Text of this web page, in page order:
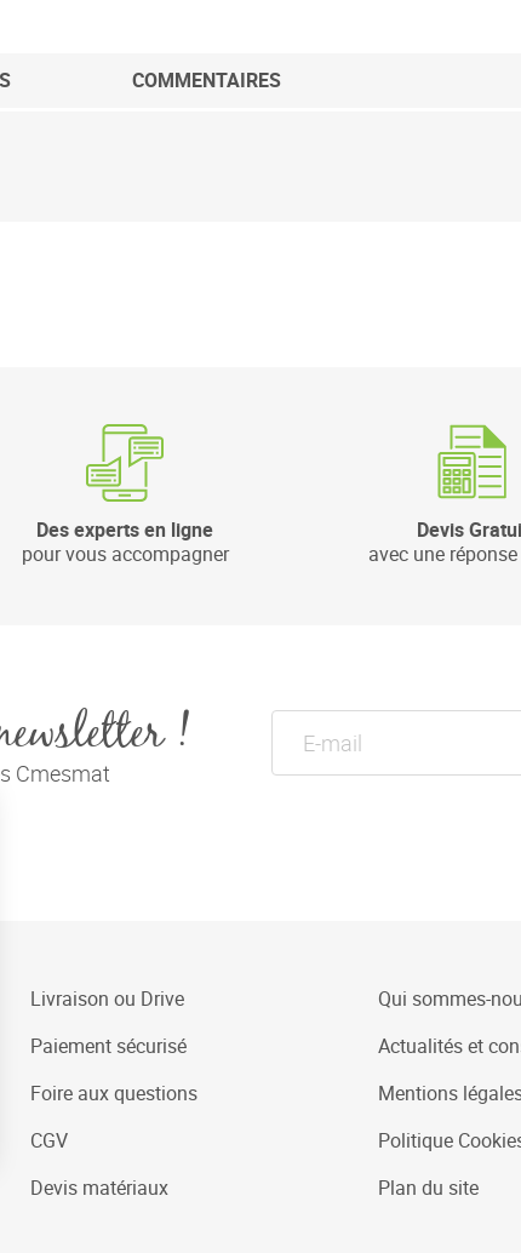
COMMENTAIRES
Des experts en ligne
pour vous accompagner
Devis
avec une
!
Cmesmat
Livraison ou Drive
Paiement sécurisé
Foire aux questions
CGV
Devis matériaux
Qui sommes-
Actualités et
Mentions
Politique
Plan du site